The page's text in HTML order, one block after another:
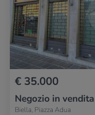
€ 35.000
Negozio in vendita
Biella, Piazza Adua